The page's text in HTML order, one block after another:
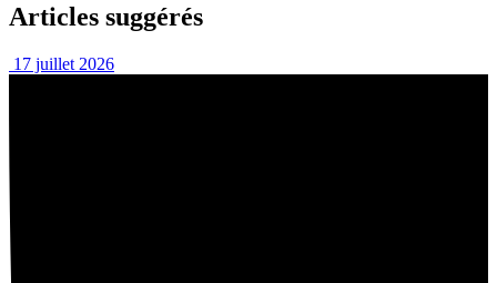
Articles suggérés
17 juillet 2026